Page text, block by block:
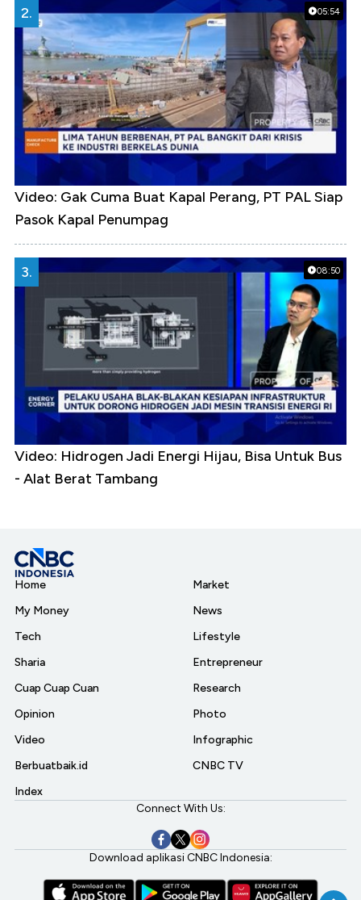
05:54
2.
Video: Gak Cuma Buat Kapal Perang, PT PAL Siap
Pasok Kapal Penumpag
08:50
3.
Video: Hidrogen Jadi Energi Hijau, Bisa Untuk Bus
- Alat Berat Tambang
Home
My Money
Tech
Sharia
Cuap Cuap Cuan
Opinion
Video
Berbuatbaik.id
Index
Market
News
Lifestyle
Entrepreneur
Research
Photo
Infographic
CNBC TV
Connect With Us:
Download aplikasi CNBC Indonesia: